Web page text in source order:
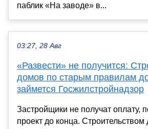
паблик «На заводе» в...
03:27, 28 Авг
«Развести» не получится:
домов по старым правилам
займется Госжилстройнадзор
Застройщики не получат оплату,
проект до конца.